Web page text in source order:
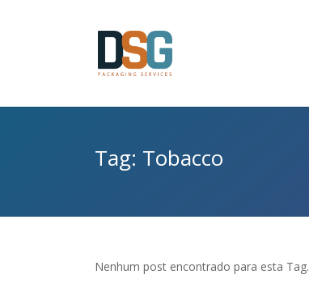
Tag: Tobacco
Nenhum post encontrado para esta Tag.